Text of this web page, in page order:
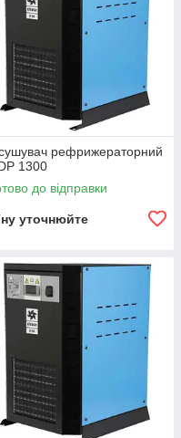
рефрижераторний
1300
до відправки
уточнюйте